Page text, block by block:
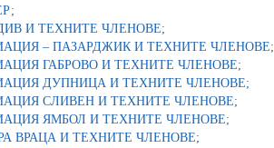
И ТЕХНИТЕ ЧЛЕНОВЕ;
– ПАЗАРДЖИК И ТЕХНИТЕ ЧЛЕНОВЕ;
ГАБРОВО И ТЕХНИТЕ ЧЛЕНОВЕ;
ДУПНИЦА И ТЕХНИТЕ ЧЛЕНОВЕ;
СЛИВЕН И ТЕХНИТЕ ЧЛЕНОВЕ;
ЯМБОЛ И ТЕХНИТЕ ЧЛЕНОВЕ;
ВРАЦА И ТЕХНИТЕ ЧЛЕНОВЕ;